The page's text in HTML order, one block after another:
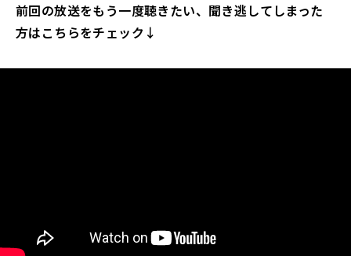
前回の放送をもう一度聴きたい、聞き逃してしまった
方はこちらをチェック↓